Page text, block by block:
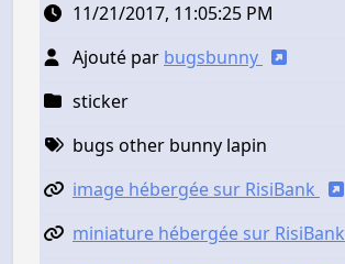
11/21/2017, 11:05:25 PM
Ajouté par bugsbunny
sticker
bugs other bunny lapin
image hébergée sur RisiBank
miniature hébergée sur RisiBank